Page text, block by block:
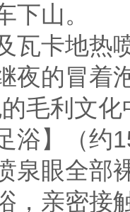
下山。
瓦卡地
夜的冒着
毛利文
浴】（
泉眼全部
，亲密接